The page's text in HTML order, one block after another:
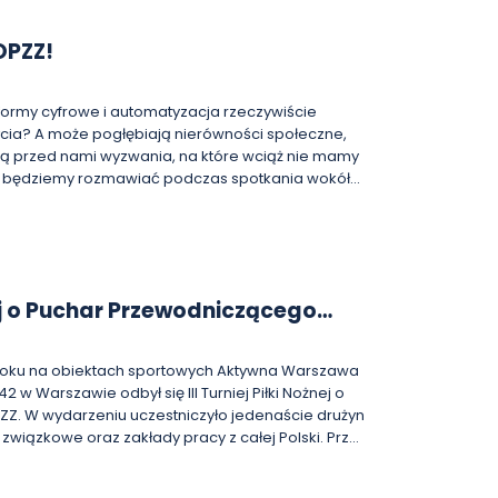
cyfrowe i automatyzacja rzeczywiście
A może pogłębiają nierówności społeczne,
przed nami wyzwania, na które wciąż nie mamy
Dowbora. Będzie to okazja do refleksji nad
dobru wspólnemu. Spotkanie,
im. Róży Luksemburg, odbędzie się 22
dr Piotr Ostrowski –
w São Paulo. Był doradcą prezydenta
o Puchar Przewodniczącego
na obiektach sportowych Aktywna Warszawa
w Warszawie odbył się III Turniej Piłki Nożnej o
W wydarzeniu uczestniczyło jedenaście drużyn
oraz zakłady pracy z całej Polski. Przez
rozgrywano w atmosferze wzajemnego